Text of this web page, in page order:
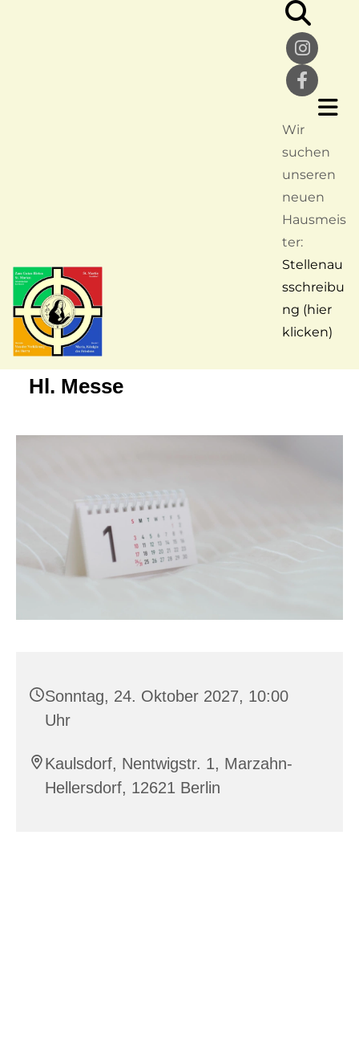
Wir
suchen
unseren
neuen
Hausmeis
ter:
Stellenau
sschreibu
ng (hier
klicken)
Hl. Messe
Sonntag, 24. Oktober 2027, 10:00
Uhr
Kaulsdorf, Nentwigstr. 1, Marzahn-
Hellersdorf, 12621 Berlin